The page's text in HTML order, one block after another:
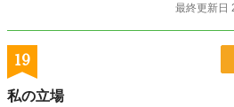
最終更新日
19
私の立場